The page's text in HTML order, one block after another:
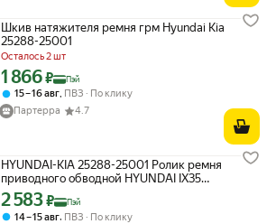
Шкив натяжителя ремня грм Hyundai Kia
25288-25001
Осталось 2 шт
Цена с картой Яндекс Пэй 1866 ₽ вместо
1 866₽ Пэй
15 – 16 авг ПВЗ
По клику
Партерра
4.7
HYUNDAI-KIA 25288-25001 Ролик ремня
приводного обводной HYUNDAI IX35
(2010-), KIA Cerato (2008-), Sportage
(2010-)
Цена с картой Яндекс Пэй 2583 ₽ вместо
2 583₽ Пэй
14 – 15 авг, ПВЗ
По клику